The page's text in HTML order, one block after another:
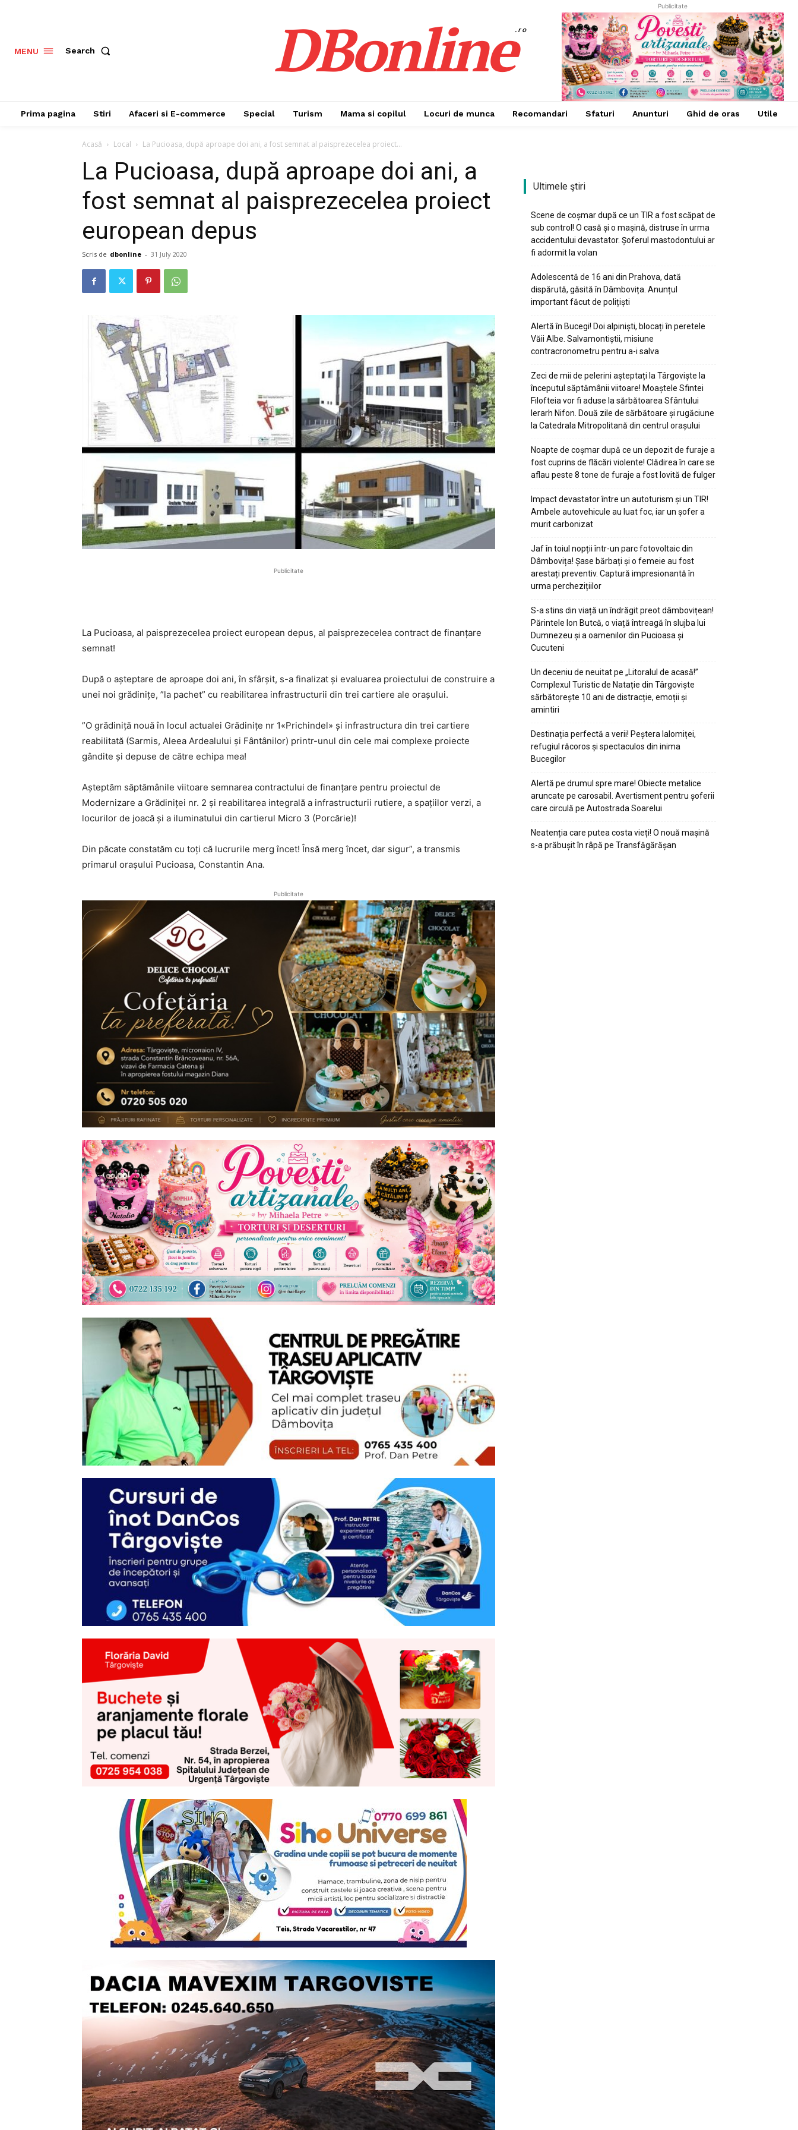
MENU Search DBonline.ro
Publicitate
Prima pagina Stiri Afaceri si E-commerce Special Turism Mama si copilul Locuri de munca Recomandari Sfaturi Anunturi Ghid de oras Utile
Acasă Local La Pucioasa, după aproape doi ani, a fost semnat al paisprezecelea proiect...
La Pucioasa, după aproape doi ani, a
fost semnat al paisprezecelea proiect
european depus
Scris de dbonline - 31 July 2020
Publicitate
La Pucioasa, al paisprezecelea proiect european depus, al paisprezecelea contract de finanțare
semnat!
După o așteptare de aproape doi ani, în sfârșit, s-a finalizat și evaluarea proiectului de construire a
unei noi grădinițe, ”la pachet” cu reabilitarea infrastructurii din trei cartiere ale orașului.
”O grădiniță nouă în locul actualei Grădinițe nr 1«Prichindel» și infrastructura din trei cartiere
reabilitată (Sarmis, Aleea Ardealului și Fântânilor) printr-unul din cele mai complexe proiecte
gândite și depuse de către echipa mea!
Așteptăm săptămânile viitoare semnarea contractului de finanțare pentru proiectul de
Modernizare a Grădiniței nr. 2 și reabilitarea integrală a infrastructurii rutiere, a spațiilor verzi, a
locurilor de joacă și a iluminatului din cartierul Micro 3 (Porcărie)!
Din păcate constatăm cu toți că lucrurile merg încet! Însă merg încet, dar sigur”, a transmis
primarul orașului Pucioasa, Constantin Ana.
Publicitate
Ultimele ştiri
Scene de coșmar după ce un TIR a fost scăpat de
sub control! O casă și o mașină, distruse în urma
accidentului devastator. Șoferul mastodontului ar
fi adormit la volan
Adolescentă de 16 ani din Prahova, dată
dispărută, găsită în Dâmbovița. Anunțul
important făcut de polițiști
Alertă în Bucegi! Doi alpiniști, blocați în peretele
Văii Albe. Salvamontiștii, misiune
contracronometru pentru a-i salva
Zeci de mii de pelerini așteptați la Târgoviște la
începutul săptămânii viitoare! Moaștele Sfintei
Filofteia vor fi aduse la sărbătoarea Sfântului
Ierarh Nifon. Două zile de sărbătoare și rugăciune
la Catedrala Mitropolitană din centrul orașului
Noapte de coșmar după ce un depozit de furaje a
fost cuprins de flăcări violente! Clădirea în care se
aflau peste 8 tone de furaje a fost lovită de fulger
Impact devastator între un autoturism și un TIR!
Ambele autovehicule au luat foc, iar un șofer a
murit carbonizat
Jaf în toiul nopții într-un parc fotovoltaic din
Dâmbovița! Șase bărbați și o femeie au fost
arestați preventiv. Captură impresionantă în
urma perchezițiilor
S-a stins din viață un îndrăgit preot dâmbovițean!
Părintele Ion Butcă, o viață întreagă în slujba lui
Dumnezeu și a oamenilor din Pucioasa și
Cucuteni
Un deceniu de neuitat pe „Litoralul de acasă!”
Complexul Turistic de Natație din Târgoviște
sărbătorește 10 ani de distracție, emoții și
amintiri
Destinația perfectă a verii! Peștera Ialomiței,
refugiul răcoros și spectaculos din inima
Bucegilor
Alertă pe drumul spre mare! Obiecte metalice
aruncate pe carosabil. Avertisment pentru șoferii
care circulă pe Autostrada Soarelui
Neatenția care putea costa vieți! O nouă mașină
s-a prăbușit în râpă pe Transfăgărășan